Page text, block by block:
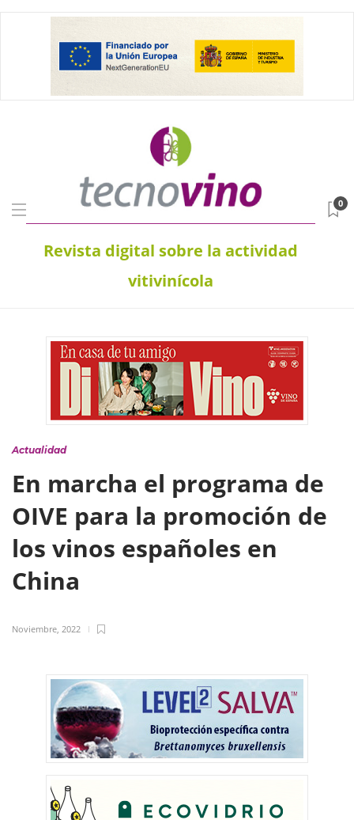
Revista digital sobre la actividad
vitivinícola
0
Actualidad
En marcha el programa de
OIVE para la promoción de
los vinos españoles en
China
Noviembre, 2022